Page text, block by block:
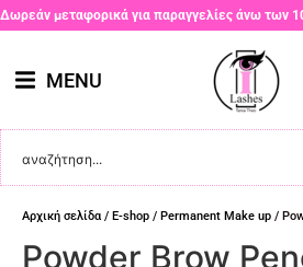
Δωρεάν μεταφορικά για παραγγελίες άνω των
MENU
Αρχική σελίδα / E-shop / Permanent Make up /
Powder Brow